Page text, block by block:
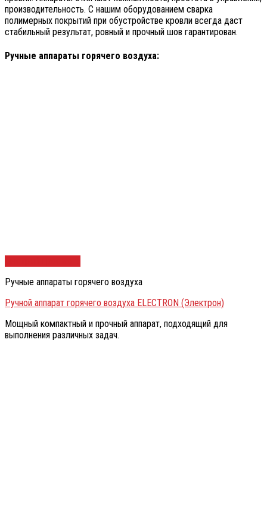
производительность. С нашим оборудованием сварка
полимерных покрытий при обустройстве кровли всегда даст
стабильный результат, ровный и прочный шов гарантирован.
Ручные аппараты горячего воздуха:
Ручные аппараты горячего воздуха
Ручной аппарат горячего воздуха ELECTRON (Электрон)
Мощный компактный и прочный аппарат, подходящий для
выполнения различных задач.